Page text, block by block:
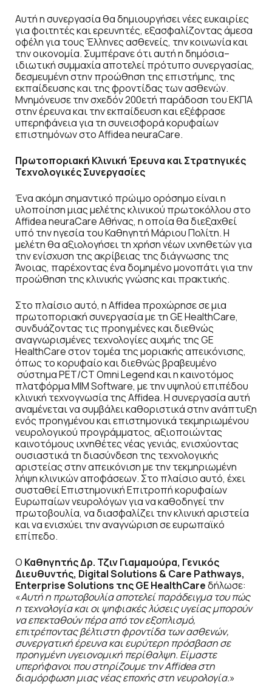
Αυτή η συνεργασία θα δημιουργήσει νέες ευκαιρίες
για φοιτητές και ερευνητές, εξασφαλίζοντας άμεσα
οφέλη για τους Έλληνες ασθενείς, την κοινωνία και
την οικονομία. Συμπέρανε ότι αυτή η δημόσια–
ιδιωτική συμμαχία αποτελεί πρότυπο συνεργασίας,
δεσμευμένη στην προώθηση της επιστήμης, της
εκπαίδευσης και της φροντίδας των ασθενών.
Μνημόνευσε την σχεδόν 200ετή παράδοση του ΕΚΠΑ
στην έρευνα και την εκπαίδευση και εξέφρασε
υπερηφάνεια για τη συνεισφορά κορυφαίων
επιστημόνων στο Affidea neuraCare.
Πρωτοποριακή Κλινική Έρευνα και Στρατηγικές
Τεχνολογικές Συνεργασίες
Ένα ακόμη σημαντικό πρώιμο ορόσημο είναι η
υλοποίηση μιας μελέτης κλινικού πρωτοκόλλου στο
Affidea neuraCare Αθήνας, η οποία θα διεξαχθεί
υπό την ηγεσία του Καθηγητή Μάριου Πολίτη. Η
μελέτη θα αξιολογήσει τη χρήση νέων ιχνηθετών για
την ενίσχυση της ακρίβειας της διάγνωσης της
Άνοιας, παρέχοντας ένα δομημένο μονοπάτι για την
προώθηση της κλινικής γνώσης και πρακτικής.
Στο πλαίσιο αυτό, η Affidea προχώρησε σε μια
πρωτοποριακή συνεργασία με τη GE HealthCare,
συνδυάζοντας τις προηγμένες και διεθνώς
αναγνωρισμένες τεχνολογίες αιχμής της GE
HealthCare στον τομέα της μοριακής απεικόνισης,
όπως το κορυφαίο και διεθνώς βραβευμένο
σύστημα PET/CT Omni Legend και η καινοτόμος
πλατφόρμα MIM Software, με την υψηλού επιπέδου
κλινική τεχνογνωσία της Affidea. Η συνεργασία αυτή
αναμένεται να συμβάλει καθοριστικά στην ανάπτυξη
ενός προηγμένου και επιστημονικά τεκμηριωμένου
νευρολογικού προγράμματος, αξιοποιώντας
καινοτόμους ιχνηθέτες νέας γενιάς, ενισχύοντας
ουσιαστικά τη διασύνδεση της τεχνολογικής
αριστείας στην απεικόνιση με την τεκμηριωμένη
λήψη κλινικών αποφάσεων. Στο πλαίσιο αυτό, έχει
συσταθεί Επιστημονική Επιτροπή κορυφαίων
Ευρωπαίων νευρολόγων για να καθοδηγεί την
πρωτοβουλία, να διασφαλίζει την κλινική αριστεία
και να ενισχύει την αναγνώριση σε ευρωπαϊκό
επίπεδο.
Ο Καθηγητής Δρ. Τζιν Γιαμαμούρα, Γενικός
Διευθυντής, DigitalSolutions &Care Pathways,
EnterpriseSolutions τηςGEHealthCareδήλωσε:
«Αυτή η πρωτοβουλία αποτελεί παράδειγμα του πώς
η τεχνολογία και οι ψηφιακές λύσεις υγείας μπορούν
να επεκταθούν πέρα από τον εξοπλισμό,
επιτρέποντας βέλτιστη φροντίδα των ασθενών,
συνεργατική έρευνα και ευρύτερη πρόσβαση σε
προηγμένη υγειονομική περίθαλψη. Είμαστε
υπερήφανοι που στηρίζουμε την Affidea στη
διαμόρφωση μιας νέας εποχής στη νευρολογία.»